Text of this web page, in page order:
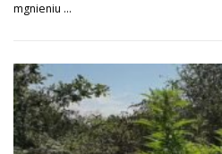
mgnieniu …